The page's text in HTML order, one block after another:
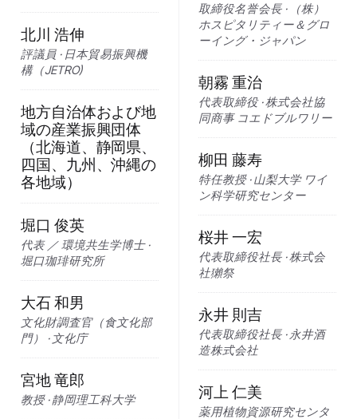
北川 浩伸
評議員 · 日本貿易振興機
構（JETRO)
地方自治体および地
域の産業振興団体
（北海道、静岡県、
四国、九州、沖縄の
各地域）
堀口 俊英
代表 ／ 環境共生学博士 ·
堀口珈琲研究所
大石 和男
文化財調査官（食文化部
門） · 文化庁
宮地 竜郎
教授 · 静岡理工科大学
取締役名誉会長 · （株）
ホスピタリティー＆グロ
ーイング・ジャパン
朝霧 重治
代表取締役 · 株式会社協
同商事 コエドブルワリー
柳田 藤寿
特任教授 · 山梨大学 ワイ
ン科学研究センター
桜井 一宏
代表取締役社長 · 株式会
社獺祭
永井 則吉
代表取締役社長 · 永井酒
造株式会社
河上 仁美
薬用植物資源研究センタ